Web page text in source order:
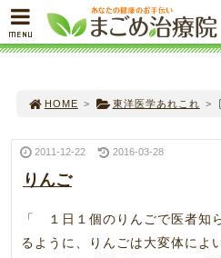
HOME > 東洋医学あれこれ >
2011-12-22 2016-03-28
りんご
「 １日１個のりんごで医者
るように、りんごは大変体によ
MENU